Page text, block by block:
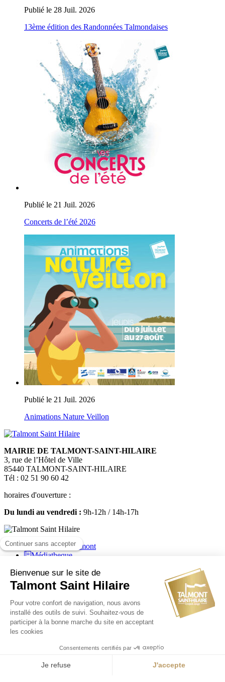
Publié le 28 Juil. 2026
13ème édition des Randonnées Talmondaises
Publié le 21 Juil. 2026
Concerts de l’été 2026
Publié le 21 Juil. 2026
Animations Nature Veillon
MAIRIE DE TALMONT-SAINT-HILAIRE
3, rue de l’Hôtel de Ville
85440 TALMONT-SAINT-HILAIRE
Tél : 02 51 90 60 42
horaires d'ouverture :
Du lundi au vendredi : 9h-12h / 14h-17h
Médiatheque
Mairie de Talmont Saint Hilaire - Tous droits réservés - 2024
Plan de site-Mentions légales